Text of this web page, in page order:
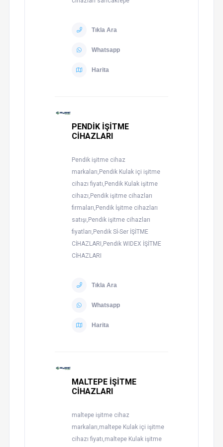
Tıkla Ara
Whatsapp
Harita
PENDİK İŞİTME
CİHAZLARI
Pendik işitme cihaz
markaları,Pendik Kulak içi işitme
cihazı fiyatı,Pendik Kulak işitme
cihazı,Pendik işitme cihazları
firmaları,Pendik İşitme cihazları
satışı,Pendik işitme cihazları
fiyatları,Pendik Sİ-Ser İŞİTME
CİHAZLARI,Pendik WIDEX İŞİTME
CİHAZLARI
Tıkla Ara
Whatsapp
Harita
MALTEPE İŞİTME
CİHAZLARI
maltepe işitme cihaz
markaları,maltepe Kulak içi işitme
cihazı fiyatı,maltepe Kulak işitme